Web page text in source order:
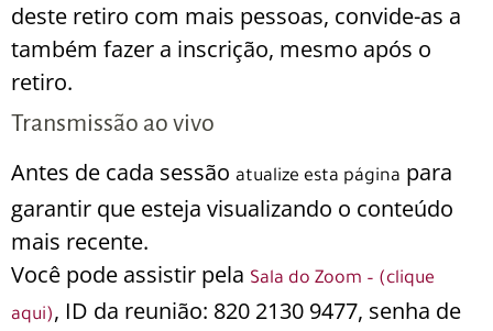
deste retiro com mais pessoas, convide-as a
também fazer a inscrição, mesmo após o
retiro.
Transmissão ao vivo
Antes de cada sessão atualize esta página para
garantir que esteja visualizando o conteúdo
mais recente.
Você pode assistir pela Sala do Zoom – (clique
aqui), ID da reunião: 820 2130 9477, senha de